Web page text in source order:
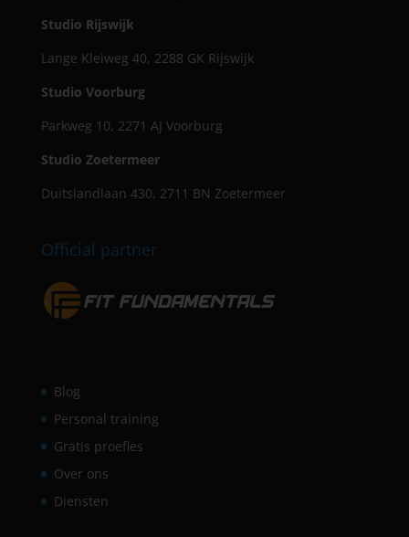
Studio Rijswijk
Lange Kleiweg 40, 2288 GK Rijswijk
Studio Voorburg
Parkweg 10, 2271 AJ Voorburg
Studio Zoetermeer
Duitslandlaan 430, 2711 BN Zoetermeer
Official partner
Blog
Personal training
Gratis proefles
Over ons
Diensten